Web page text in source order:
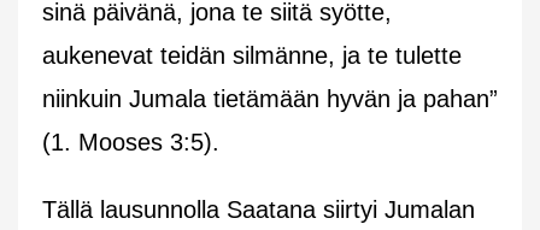
sinä päivänä, jona te siitä syötte,
aukenevat teidän silmänne, ja te tulette
niinkuin Jumala tietämään hyvän ja pahan”
(1. Mooses 3:5).
Tällä lausunnolla Saatana siirtyi Jumalan